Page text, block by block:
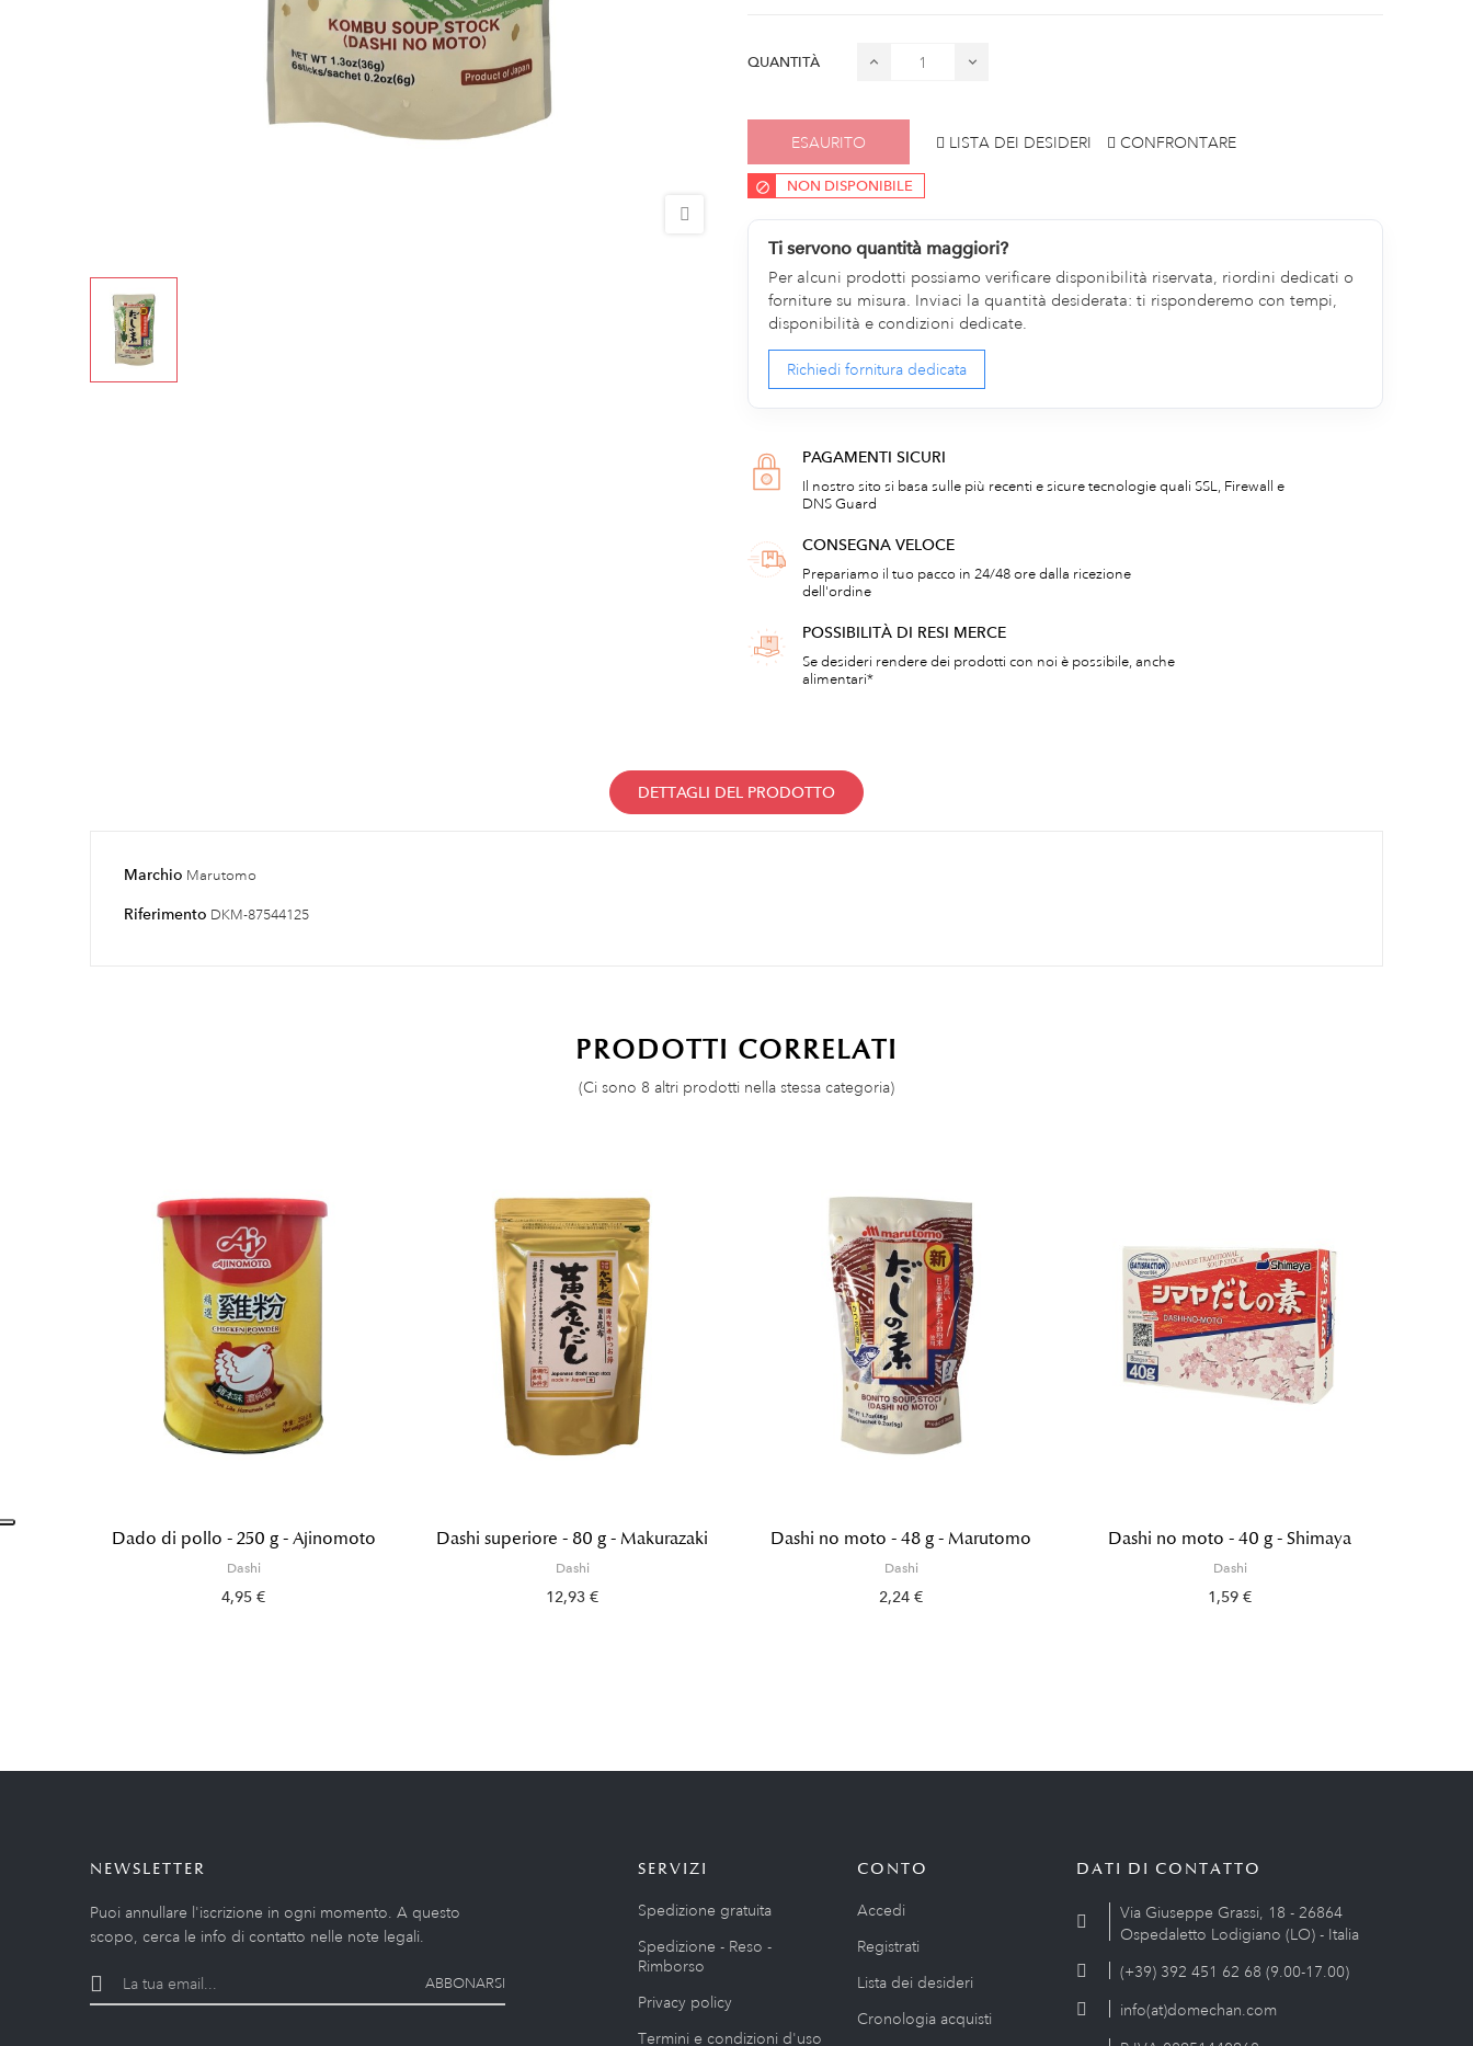
QUANTITÀ
ESAURITO LISTA DEI DESIDERI CONFRONTARE
NON DISPONIBILE
Ti servono quantità maggiori?
Per alcuni prodotti possiamo verificare disponibilità riservata, riordini dedicati o
forniture su misura. Inviaci la quantità desiderata: ti risponderemo con tempi,
disponibilità e condizioni dedicate.
Richiedi fornitura dedicata
PAGAMENTI SICURI
Il nostro sito si basa sulle più recenti e sicure tecnologie quali SSL, Firewall e
DNS Guard
CONSEGNA VELOCE
Prepariamo il tuo pacco in 24/48 ore dalla ricezione
dell'ordine
POSSIBILITÀ DI RESI MERCE
Se desideri rendere dei prodotti con noi è possibile, anche
alimentari*
DETTAGLI DEL PRODOTTO
Marchio Marutomo
Riferimento DKM-87544125
PRODOTTI CORRELATI
(Ci sono 8 altri prodotti nella stessa categoria)
Dado di pollo - 250 g - Ajinomoto
Dashi
4,95 €
Dashi superiore - 80 g - Makurazaki
Dashi
12,93 €
Dashi no moto - 48 g - Marutomo
Dashi
2,24 €
Dashi no moto - 40 g - Shimaya
Dashi
1,59 €
NEWSLETTER
Puoi annullare l'iscrizione in ogni momento. A questo
scopo, cerca le info di contatto nelle note legali.
ABBONARSI
SERVIZI
Spedizione gratuita
Spedizione - Reso -
Rimborso
Privacy policy
Termini e condizioni d'uso
CONTO
Accedi
Registrati
Lista dei desideri
Cronologia acquisti
DATI DI CONTATTO
Via Giuseppe Grassi, 18 - 26864
Ospedaletto Lodigiano (LO) - Italia
(+39) 392 451 62 68 (9.00-17.00)
info(at)domechan.com